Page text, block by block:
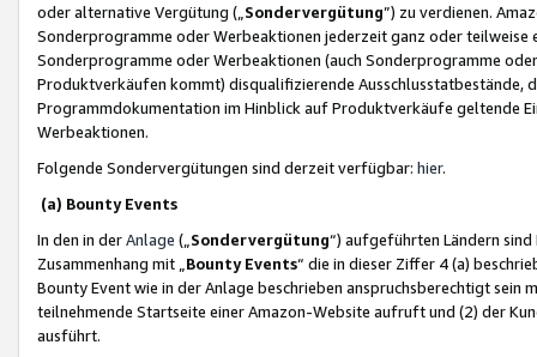
oder alternative Vergütung („ Sondervergütung”) zu verdienen.
Sonderprogramme oder Werbeaktionen jederzeit ganz oder
Sonderprogramme oder Werbeaktionen (auch Sonderprogramme
Produktverkäufen kommt) disqualifizierende Ausschlusstatbestände,
Programmdokumentation im Hinblick auf Produktverkäufe geltende
Werbeaktionen.
Folgende Sondervergütungen sind derzeit verfügbar: hier.
(a) Bounty Events
In den in derAnlage („ Sondervergütung“) aufgeführten Ländern
Zusammenhang mit „ Bounty Events“ die in dieser Ziffer 4 (a)
Bounty Event wie in der Anlage beschrieben anspruchsberechtigt sein
teilnehmende Startseite einer Amazon-Website aufruft und (2) der
ausführt.